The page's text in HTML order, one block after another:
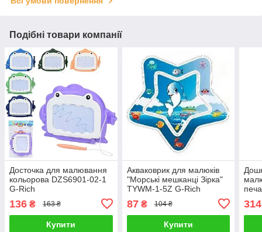
Подібні товари компанії
Досточка для малювання
кольорова DZS6901-02-1
G-Rich
136 ₴ 163 ₴
Купити
Акваковрик для малюків
"Морські мешканці Зірка"
TYWM-1-5Z G-Rich
87₴ 104 ₴
Купити
314